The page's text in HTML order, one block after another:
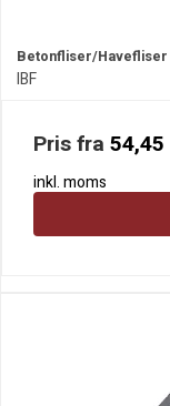
Betonfliser/Havefliser
IBF
Pris fra 54,45
inkl. moms